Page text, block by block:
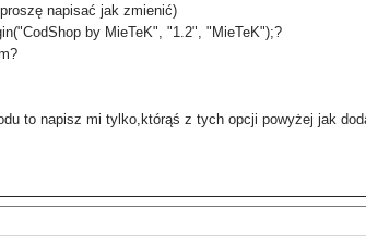
napisać jak zmienić)
by MieTeK", "1.2", "MieTeK");?
to napisz mi tylko,którąś z tych opcji powyżej jak